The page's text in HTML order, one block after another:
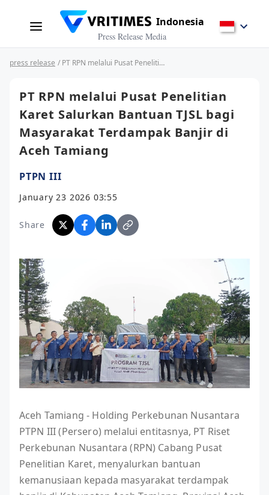
Indonesia
Press Release Media
press release / PT RPN melalui Pusat Penelitian Karet Salurkan Bantuan TJSL bagi Masyarakat Terdampak Banjir di Aceh Tamiang
PT RPN melalui Pusat Penelitian
Karet Salurkan Bantuan TJSL bagi
Masyarakat Terdampak Banjir di
Aceh Tamiang
PTPN III
January 23 2026 03:55
Share
Aceh Tamiang - Holding Perkebunan Nusantara
PTPN III (Persero) melalui entitasnya, PT Riset
Perkebunan Nusantara (RPN) Cabang Pusat
Penelitian Karet, menyalurkan bantuan
kemanusiaan kepada masyarakat terdampak